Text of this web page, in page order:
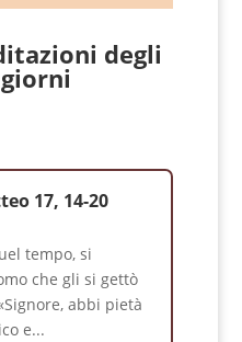
degli
17, 14-20
tempo, si
che gli si gettò
abbi pietà
e...